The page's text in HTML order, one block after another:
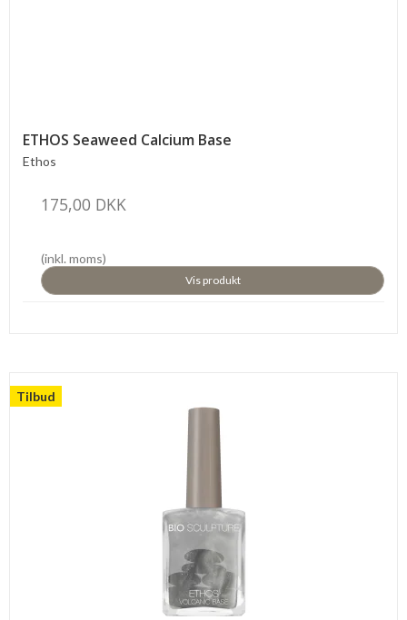
ETHOS Seaweed Calcium Base
Ethos
175,00 DKK
(inkl. moms)
Vis produkt
Tilbud